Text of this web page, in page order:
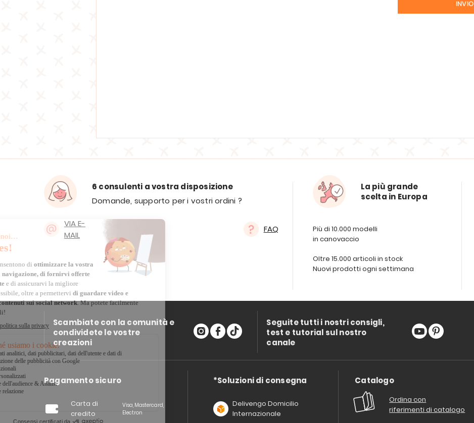
INVIO
6 consulenti a vostra disposizione
Domande, supporto per i vostri ordini ?
VIA E-
MAIL
FAQ
La più grande
scelta in Europa
Più di 10.000 modelli
in canovaccio
Oltre 15.000 articoli in stock
Nuovi prodotti ogni settimana
Scambiate con la comunità e
condividete le vostre
creazioni
Seguite tutti i nostri consigli,
test e tutorial sul nostro
canale
Pagamento sicuro
Carta di
credito
Visa, Mastercard,
Electron
*Soluzioni di consegna
Delivengo Domicilio
Internazionale
Catalogo
Ordina con
riferimenti di catalogo